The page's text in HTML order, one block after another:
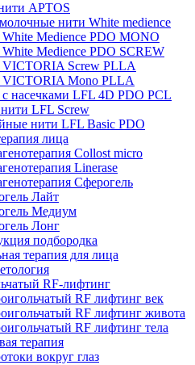
APTOS
нити White medience
Medience PDO MONO
Medience PDO SCREW
Screw PLLA
Mono PLLA
насечками LFL 4D PDO PCL
LFL Screw
нити LFL Basic PDO
лица
Collost micro
Linerase
Сферогель
Лайт
Медиум
Лонг
подбородка
терапия для лица
RF-лифтинг
RF лифтинг век
RF лифтинг живота
RF лифтинг тела
терапия
вокруг глаз